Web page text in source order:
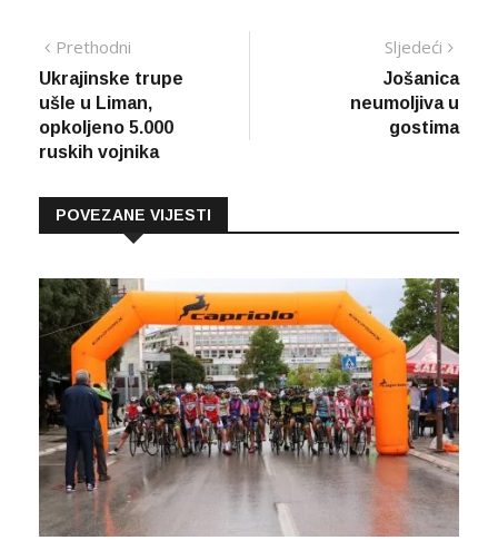
Navigacija
članaka
Prethodni
vijest
Ukrajinske trupe
ušle u Liman,
opkoljeno 5.000
ruskih vojnika
Sljedeći
Jošanica
neumoljiva u
gostima
POVEZANE VIJESTI